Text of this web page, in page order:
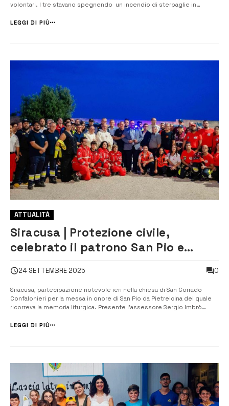
volontari. I tre stavano spegnendo un incendio di sterpaglie in
quando sono stati avvicinati dal presunto proprietario del terreno
LEGGI DI PIÙ
ATTUALITÀ
Siracusa | Protezione civile,
celebrato il patrono San Pio e
24 SETTEMBRE 2025 0
Siracusa, partecipazione notevole ieri nella chiesa di San Corrado
Confalonieri per la messa in onore di San Pio da Pietrelcina del quale
ricorreva la memoria liturgica. Presente l’assessore Sergio Imbrò
Confalonieri, alla Mazzarona, dove si è tenuta la funzione religiosa i...
LEGGI DI PIÙ